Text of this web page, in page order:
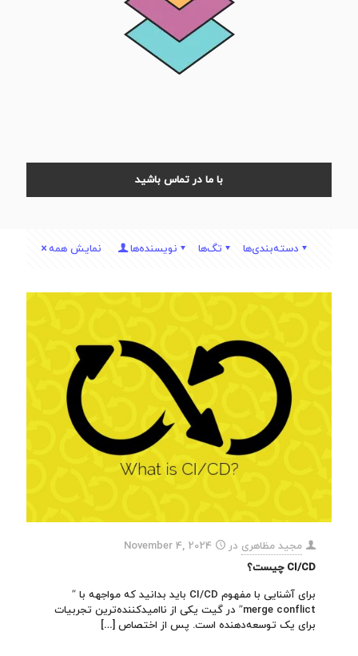
با ما در تماس باشید
دسته‌بندی‌ها تگ‌ها نویسنده‌ها نمایش همه
مجید مظاهری در
November 4, 2024
CI/CD چیست؟
برای آشنایی با مفهوم CI/CD باید بدانید که مواجهه با ”
merge conflict” در گیت یکی از ناامیدکننده‌ترین تجربیات
برای یک توسعه‌دهنده است. پس از اختصاص[…]